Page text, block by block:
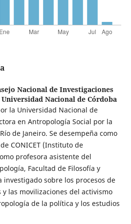
Nacional de Investigaciones
Nacional de Córdoba
la Universidad Nacional de
en Antropología Social por la
de Janeiro. Se desempeña como
CONICET (Instituto de
profesora asistente del
Facultad de Filosofía y
investigado sobre los procesos de
las movilizaciones del activismo
de la política y los estudios